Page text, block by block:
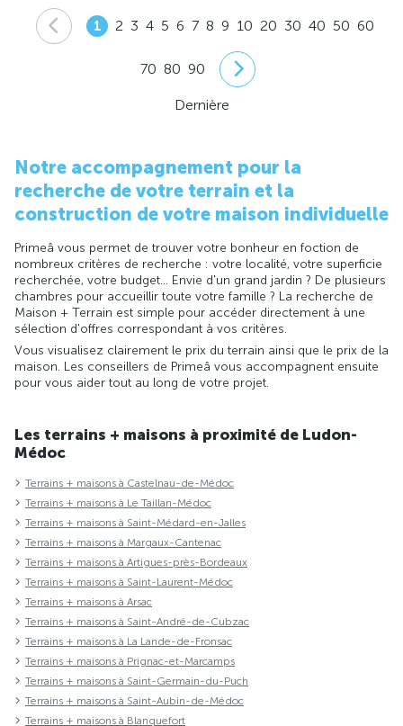
1 2 3 4 5 6 7 8 9 10 20 30 40 50 60
70 80 90
Dernière
Notre accompagnement pour la
recherche de votre terrain et la
construction de votre maison individuelle
Primeâ vous permet de trouver votre bonheur en foction de
nombreux critères de recherche : votre localité, votre superficie
recherchée, votre budget... Envie d'un grand jardin ? De plusieurs
chambres pour accueillir toute votre famille ? La recherche de
Maison + Terrain est simple pour accéder directement à une
sélection d'offres correspondant à vos critères.
Vous visualisez clairement le prix du terrain ainsi que le prix de la
maison. Les conseillers de Primeâ vous accompagnent ensuite
pour vous aider tout au long de votre projet.
Les terrains + maisons à proximité de Ludon-
Médoc
Terrains + maisons à Castelnau-de-Médoc
Terrains + maisons à Le Taillan-Médoc
Terrains + maisons à Saint-Médard-en-Jalles
Terrains + maisons à Margaux-Cantenac
Terrains + maisons à Artigues-près-Bordeaux
Terrains + maisons à Saint-Laurent-Médoc
Terrains + maisons à Arsac
Terrains + maisons à Saint-André-de-Cubzac
Terrains + maisons à La Lande-de-Fronsac
Terrains + maisons à Prignac-et-Marcamps
Terrains + maisons à Saint-Germain-du-Puch
Terrains + maisons à Saint-Aubin-de-Médoc
Terrains + maisons à Blanquefort